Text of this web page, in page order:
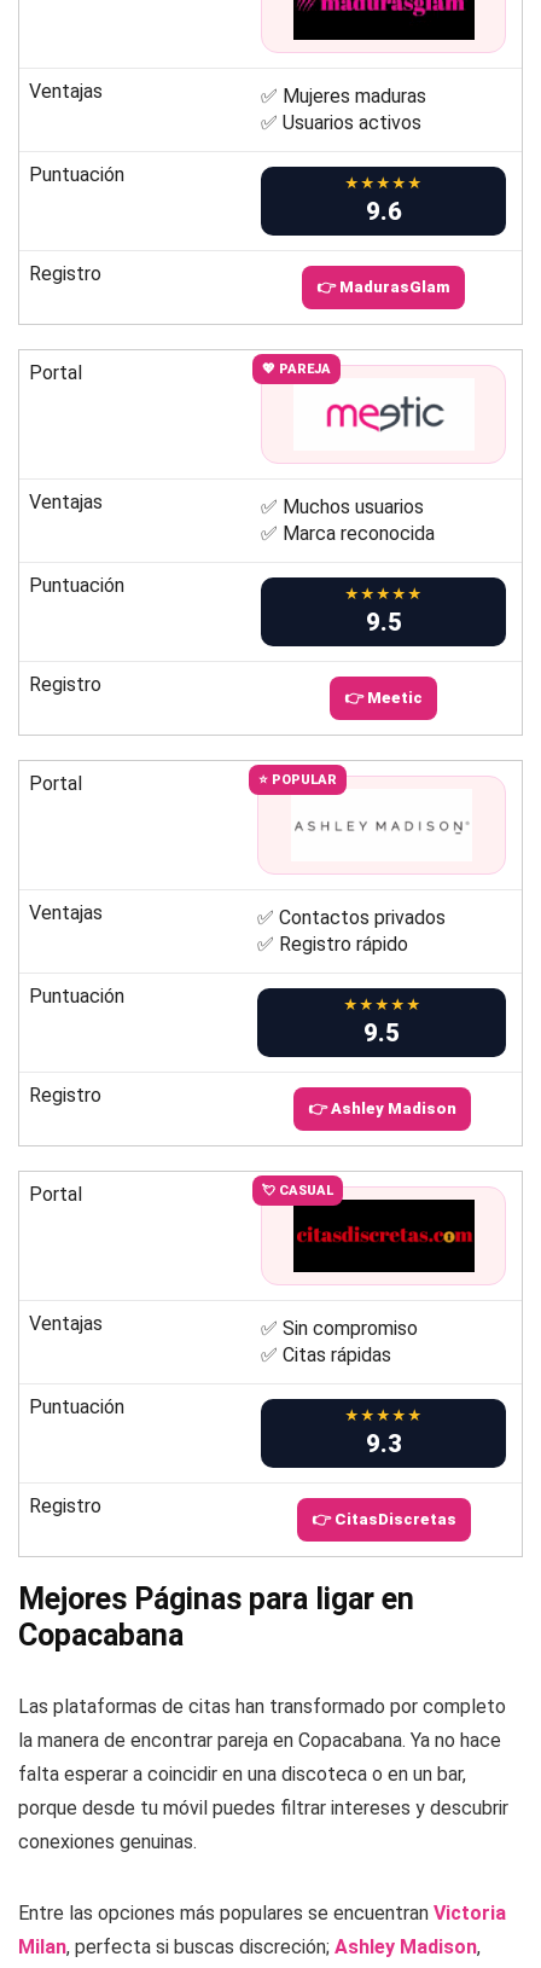
Ventajas
✅ Mujeres maduras
✅ Usuarios activos
Puntuación ★★★★★
9.6
Registro
👉 MadurasGlam
Portal 💖 PAREJA
Ventajas
✅ Muchos usuarios
✅ Marca reconocida
Puntuación ★★★★★
9.5
Registro
👉 Meetic
Portal ⭐ POPULAR
Ventajas
✅ Contactos privados
✅ Registro rápido
Puntuación ★★★★★
9.5
Registro
👉 Ashley Madison
Portal 💘 CASUAL
Ventajas
✅ Sin compromiso
✅ Citas rápidas
Puntuación ★★★★★
9.3
Registro
👉 CitasDiscretas
Mejores Páginas para ligar en
Copacabana
Las plataformas de citas han transformado por completo
la manera de encontrar pareja en Copacabana. Ya no hace
falta esperar a coincidir en una discoteca o en un bar,
porque desde tu móvil puedes filtrar intereses y descubrir
conexiones genuinas.
Entre las opciones más populares se encuentran Victoria
Milan, perfecta si buscas discreción; Ashley Madison,